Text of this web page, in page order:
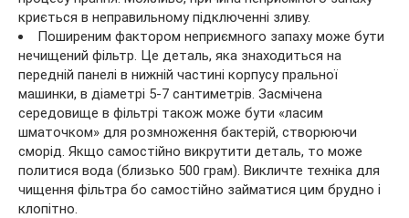
криється в неправильному підключенні зливу.
Поширеним фактором неприємного запаху може бути
нечищений фільтр. Це деталь, яка знаходиться на
передній панелі в нижній частині корпусу пральної
машинки, в діаметрі 5-7 сантиметрів. Засмічена
середовище в фільтрі також може бути «ласим
шматочком» для розмноження бактерій, створюючи
сморід. Якщо самостійно викрутити деталь, то може
политися вода (близько 500 грам). Викличте техніка для
чищення фільтра бо самостійно займатися цим брудно і
клопітно.